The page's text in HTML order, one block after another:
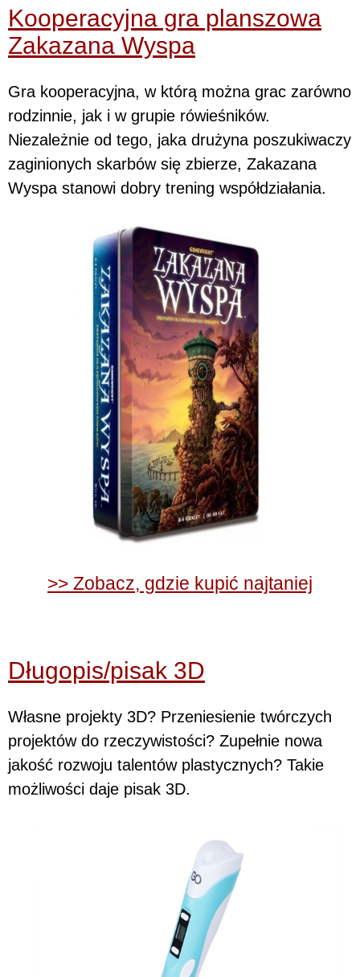
Kooperacyjna gra planszowa
Zakazana Wyspa
Gra kooperacyjna, w którą można grac zarówno
rodzinnie, jak i w grupie rówieśników.
Niezależnie od tego, jaka drużyna poszukiwaczy
zaginionych skarbów się zbierze, Zakazana
Wyspa stanowi dobry trening współdziałania.
>> Zobacz, gdzie kupić najtaniej
Długopis/pisak 3D
Własne projekty 3D? Przeniesienie twórczych
projektów do rzeczywistości? Zupełnie nowa
jakość rozwoju talentów plastycznych? Takie
możliwości daje pisak 3D.